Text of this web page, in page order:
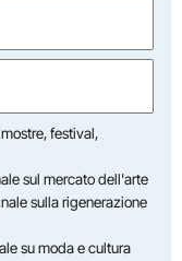
festival,
sul mercato dell'arte
sulla rigenerazione
su moda e cultura